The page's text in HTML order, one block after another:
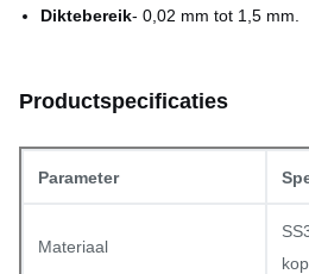
Diktebereik- 0,02 mm tot 1,5 mm.
Productspecificaties
Parameter
Materiaal